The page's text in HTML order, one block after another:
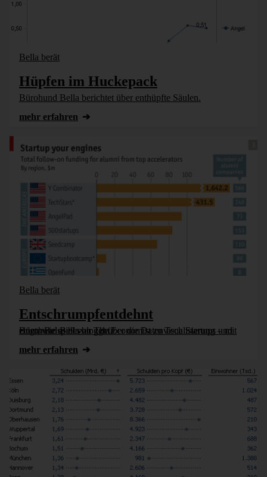
Bella berät
Hüpfen im Huckepack
Bürohund Bella berichtet über enthüpfte Säulen.
mehr erfahren
Bella berät
Entschrumpfentdehnt
Bürohund Bella bloggt über die Datenvisualisierung – mit einem Beispiel von The Economist zu Tech Startups und zeigt, wie es besser geht.
mehr erfahren